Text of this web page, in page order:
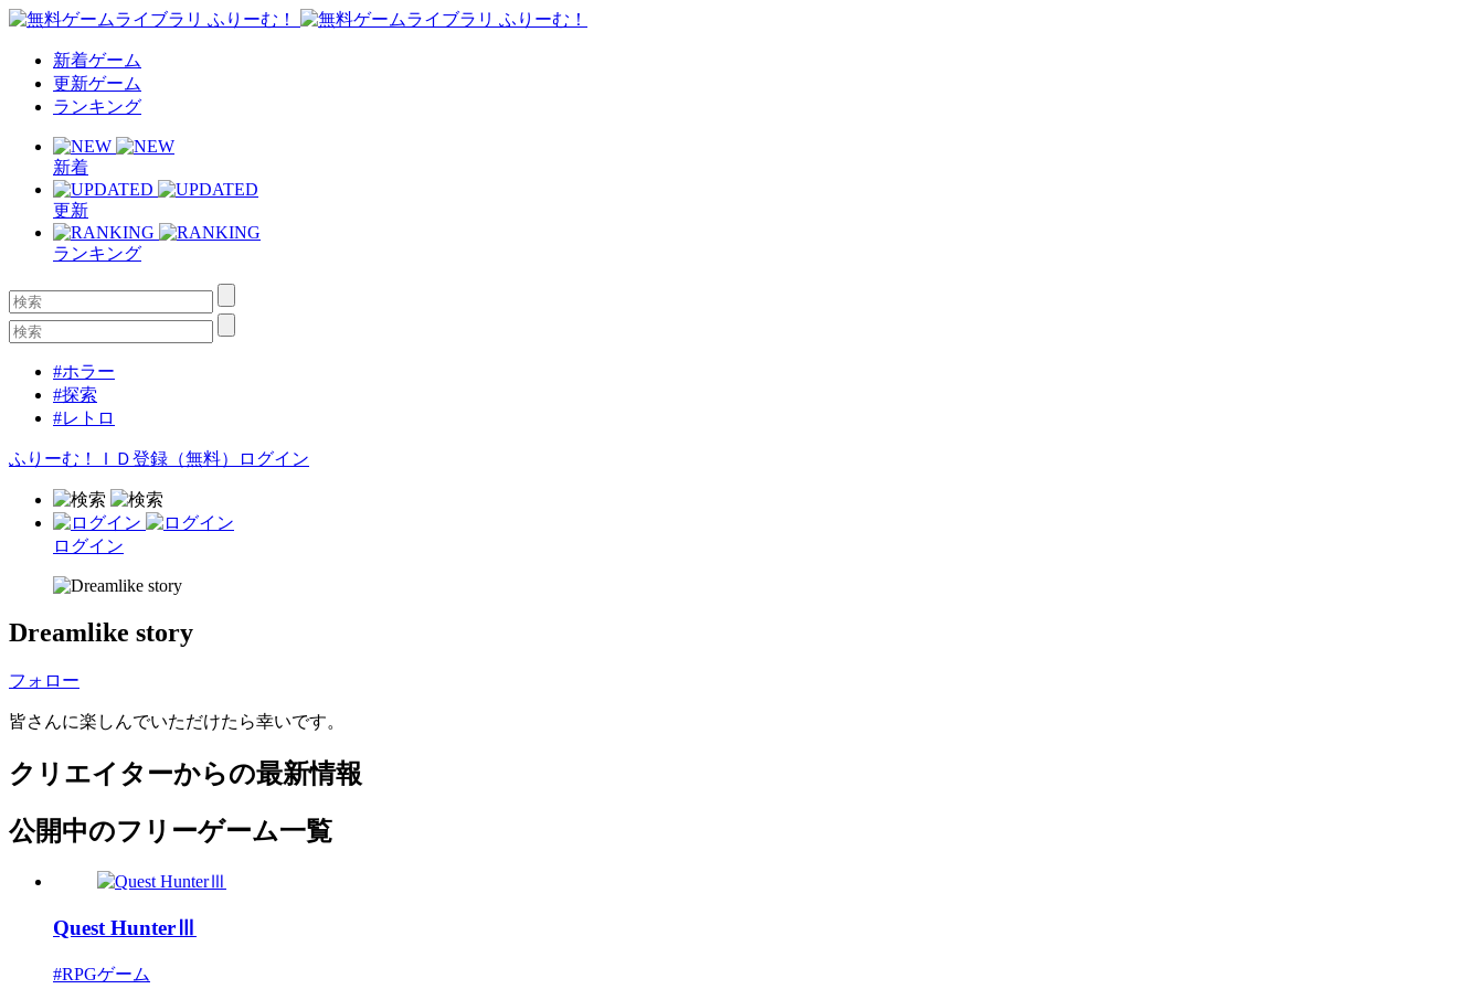
新着ゲーム
更新ゲーム
ランキング
新着
更新
ランキング
#ホラー
#探索
#レトロ
ふりーむ！ＩＤ登録（無料） ログイン
ログイン
Dreamlike story
フォロー
皆さんに楽しんでいただけたら幸いです。
クリエイターからの最新情報
公開中のフリーゲーム一覧
Quest HunterⅢ
#RPGゲーム